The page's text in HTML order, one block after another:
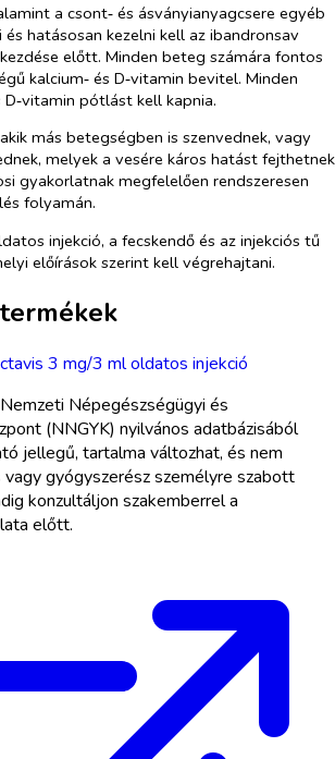
a csont‑ és ásványianyagcsere egyéb
hatásosan kezelni kell az ibandronsav
előtt. Minden beteg számára fontos
kalcium‑ és D‑vitamin bevitel. Minden
D‑vitamin pótlást kell kapnia.
más betegségben is szenvednek, vagy
melyek a vesére káros hatást fejthetnek
gyakorlatnak megfelelően rendszeresen
folyamán.
injekció, a fecskendő és az injekciós tű
előírások szerint kell végrehajtani.
3 mg/3 ml oldatos injekció
Népegészségügyi és
(NNGYK) nyilvános adatbázisából
jellegű, tartalma változhat, és nem
gyógyszerész személyre szabott
konzultáljon szakemberrel a
előtt.